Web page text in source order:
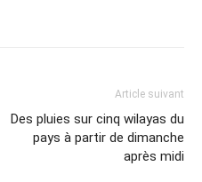
Article suivant
Des pluies sur cinq wilayas du
pays à partir de dimanche
après midi